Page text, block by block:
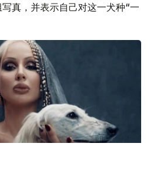
真，并表示自己对这一犬种“一